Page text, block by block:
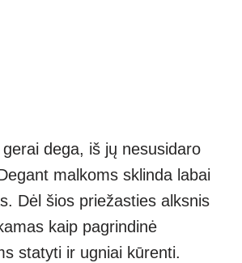
dega, iš jų nesusidaro
malkoms sklinda labai
Dėl šios priežasties alksnis
kaip pagrindinė
statyti ir ugniai kūrenti.